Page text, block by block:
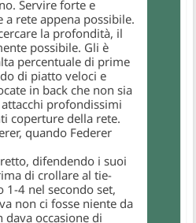
Servire forte e
a rete appena possibile.
la profondità, il
possibile. Gli è
percentuale di prime
di piatto veloci e
in back che non sia
profondissimi
coperture della rete.
quando Federer
difendendo i suoi
di crollare al tie-
1-4 nel secondo set,
non ci fosse niente da
dava occasione di